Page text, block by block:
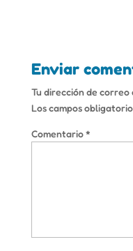
Enviar
Tu dirección de
Los campos
Comentario*